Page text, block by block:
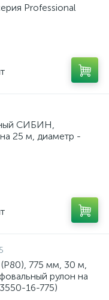
Professional
СИБИН,
25 м, диаметр -
775 мм, 30 м,
рулон на
16-775)